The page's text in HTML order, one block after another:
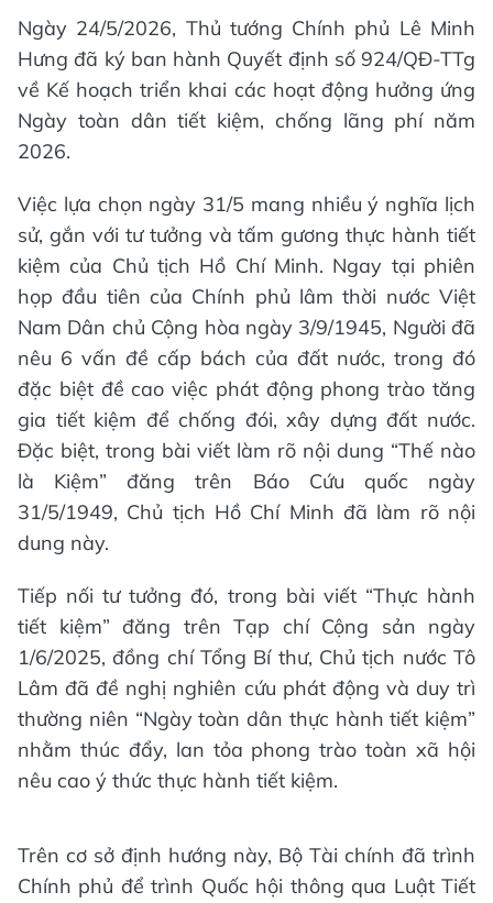
Ngày 24/5/2026, Thủ tướng Chính phủ Lê Minh
Hưng đã ký ban hành Quyết định số 924/QĐ-TTg
về Kế hoạch triển khai các hoạt động hưởng ứng
Ngày toàn dân tiết kiệm, chống lãng phí năm
2026.
Việc lựa chọn ngày 31/5 mang nhiều ý nghĩa lịch
sử, gắn với tư tưởng và tấm gương thực hành tiết
kiệm của Chủ tịch Hồ Chí Minh. Ngay tại phiên
họp đầu tiên của Chính phủ lâm thời nước Việt
Nam Dân chủ Cộng hòa ngày 3/9/1945, Người đã
nêu 6 vấn đề cấp bách của đất nước, trong đó
đặc biệt đề cao việc phát động phong trào tăng
gia tiết kiệm để chống đói, xây dựng đất nước.
Đặc biệt, trong bài viết làm rõ nội dung “Thế nào
là Kiệm” đăng trên Báo Cứu quốc ngày
31/5/1949, Chủ tịch Hồ Chí Minh đã làm rõ nội
dung này.
Tiếp nối tư tưởng đó, trong bài viết “Thực hành
tiết kiệm” đăng trên Tạp chí Cộng sản ngày
1/6/2025, đồng chí Tổng Bí thư, Chủ tịch nước Tô
Lâm đã đề nghị nghiên cứu phát động và duy trì
thường niên “Ngày toàn dân thực hành tiết kiệm”
nhằm thúc đẩy, lan tỏa phong trào toàn xã hội
nêu cao ý thức thực hành tiết kiệm.
Trên cơ sở định hướng này, Bộ Tài chính đã trình
Chính phủ để trình Quốc hội thông qua Luật Tiết